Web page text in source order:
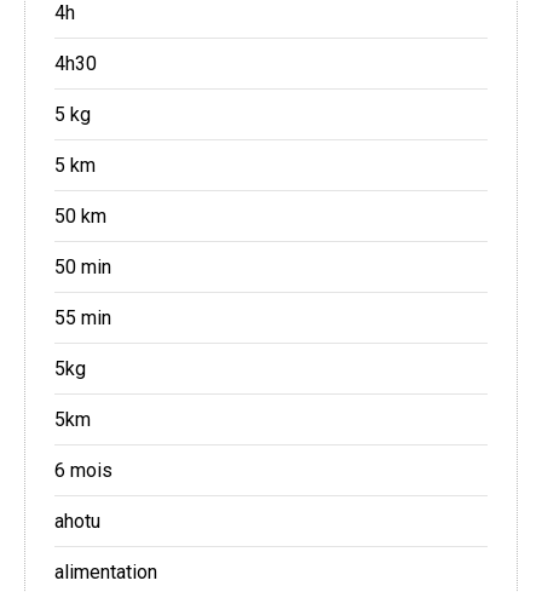
4h
4h30
5 kg
5 km
50 km
50 min
55 min
5kg
5km
6 mois
ahotu
alimentation